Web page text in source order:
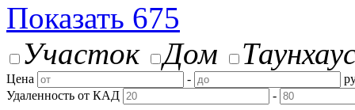
Показать 675
Участок
Дом
Цена -
Удаленность от КАД
-